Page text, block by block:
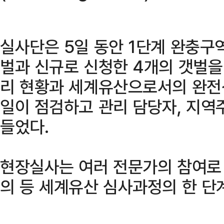
실사단은 5일 동안 1단계 완충
벌과 신규로 신청한 4개의 갯벌
리 현황과 세계유산으로서의 완
일이 점검하고 관리 담당자, 지
들었다.
현장실사는 여러 전문가의 참여
의 등 세계유산 심사과정의 한 단